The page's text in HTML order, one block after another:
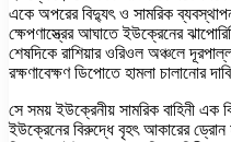
একে অপরের বিদ্যুৎ ও সামরিক
ক্ষেপণাস্ত্রের আঘাতে ইউক্রেনের
শেষদিকে রাশিয়ার ওরিওল অঞ্চলে
রক্ষণাবেক্ষণ ডিপোতে হামলা চালানোর
সে সময় ইউক্রেনীয় সামরিক বাহিনী এক
ইউক্রেনের বিরুদ্ধে বৃহৎ আকারের ড্রোন